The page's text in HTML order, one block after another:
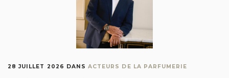
28 JUILLET 2026 DANSACTEURS DE LA PARFUMERIE